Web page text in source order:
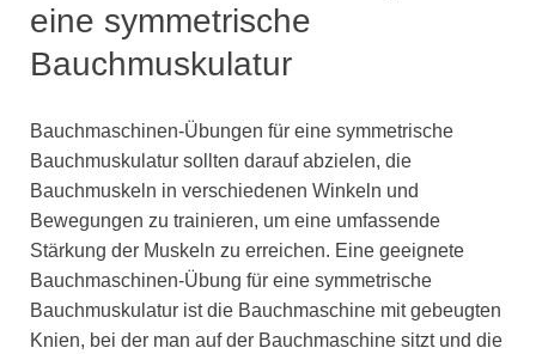
eine symmetrische
Bauchmuskulatur
Bauchmaschinen-Übungen für eine symmetrische
Bauchmuskulatur sollten darauf abzielen, die
Bauchmuskeln in verschiedenen Winkeln und
Bewegungen zu trainieren, um eine umfassende
Stärkung der Muskeln zu erreichen. Eine geeignete
Bauchmaschinen-Übung für eine symmetrische
Bauchmuskulatur ist die Bauchmaschine mit gebeugten
Knien, bei der man auf der Bauchmaschine sitzt und die